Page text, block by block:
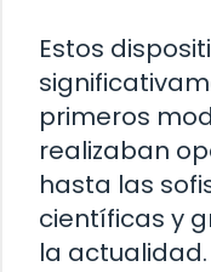
Estos
primeros
realizaban
hasta las
científicas y
la actualidad.